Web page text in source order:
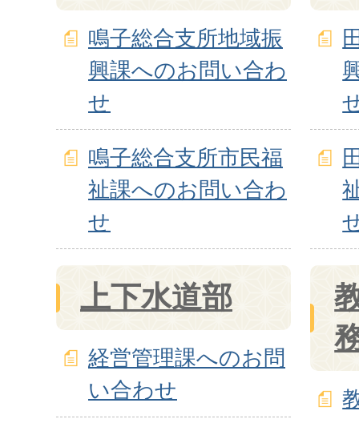
鳴子総合支所地域振
興課へのお問い合わ
せ
鳴子総合支所市民福
祉課へのお問い合わ
せ
上下水道部
経営管理課へのお問
い合わせ